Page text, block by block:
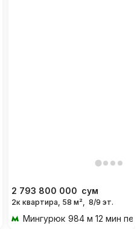
2 793 800 000 сум
2к квартира, 58 м², 8/9 эт.
Мингурюк 984 м 12 мин